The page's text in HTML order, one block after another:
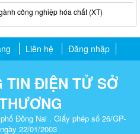
công nghiệp hóa chất (XT)
Liên hệ Đăng nhập
TIN ĐIỆN TỬ SỞ
Đồng Nai . Giấy phép số 26/GP-
22/01/2003